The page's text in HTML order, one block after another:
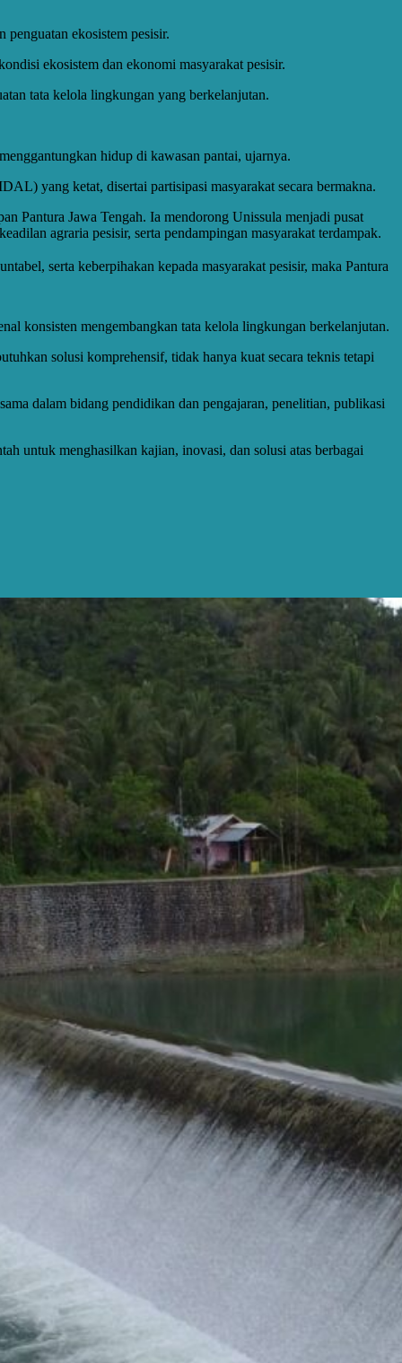
penguatan ekosistem pesisir.
ekosistem dan ekonomi masyarakat pesisir.
tata kelola lingkungan yang berkelanjutan.
hidup di kawasan pantai, ujarnya.
yang ketat, disertai partisipasi masyarakat secara bermakna.
Pantura Jawa Tengah. Ia mendorong Unissula menjadi pusat
agraria pesisir, serta pendampingan masyarakat terdampak.
serta keberpihakan kepada masyarakat pesisir, maka Pantura
konsisten mengembangkan tata kelola lingkungan berkelanjutan.
solusi komprehensif, tidak hanya kuat secara teknis tetapi
dalam bidang pendidikan dan pengajaran, penelitian, publikasi
untuk menghasilkan kajian, inovasi, dan solusi atas berbagai